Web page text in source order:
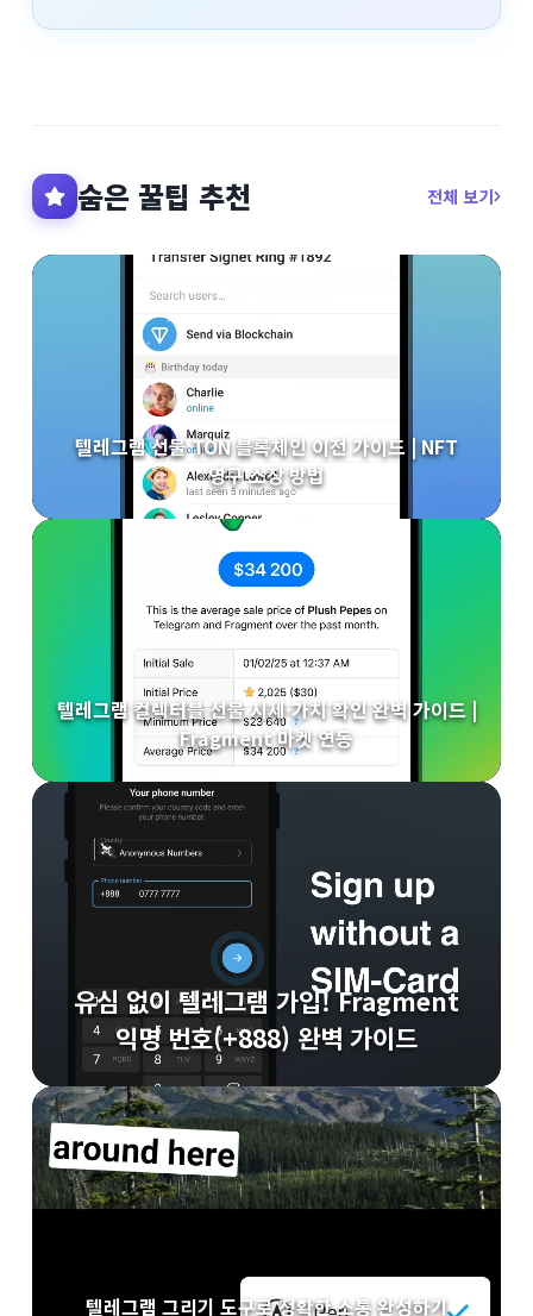
숨은 꿀팁 추천 전체 보기
텔레그램 선물 TON 블록체인 이전 가이드 | NFT
영구 소장 방법
텔레그램 컬렉터블 선물 시세·가치 확인 완벽 가이드 |
Fragment 마켓 연동
유심 없이 텔레그램 가입! Fragment
익명 번호(+888) 완벽 가이드
텔레그램 그리기 도구로 정확한 소통 완성하기